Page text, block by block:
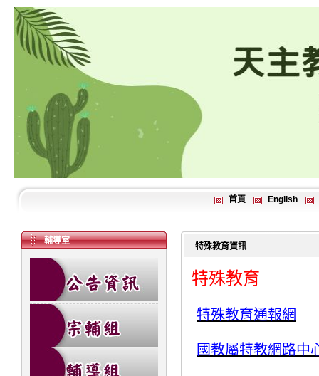
首頁 English
輔導室
特殊教育資訊
特殊教育
特殊教育通報網
國教屬特教網路中